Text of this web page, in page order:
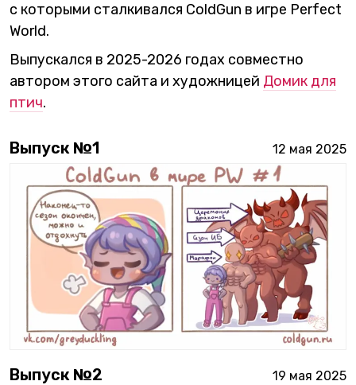
с которыми сталкивался ColdGun в игре Perfect
World.
Выпускался в 2025-2026 годах совместно
автором этого сайта и художницей Домик для
птич.
Выпуск №1 12 мая 2025
Выпуск №2 19 мая 2025